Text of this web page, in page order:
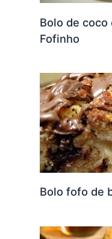
Bolo de
Fofinho
Bolo fofo de